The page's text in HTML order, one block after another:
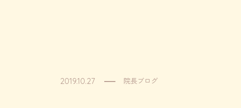
2019.10.27 院長ブログ